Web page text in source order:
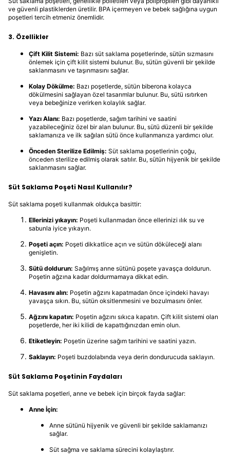
ve güvenli plastiklerden üretilir. BPA içermeyen ve bebek sağlığına uygun
poşetleri tercih etmeniz önemlidir.
3. Özellikler
Çift Kilit Sistemi: Bazı süt saklama poşetlerinde, sütün sızmasını
önlemek için çift kilit sistemi bulunur. Bu, sütün güvenli bir şekilde
saklanmasını ve taşınmasını sağlar.
Kolay Dökülme: Bazı poşetlerde, sütün biberona kolayca
dökülmesini sağlayan özel tasarımlar bulunur. Bu, sütü ısıtırken
veya bebeğinize verirken kolaylık sağlar.
Yazı Alanı: Bazı poşetlerde, sağım tarihini ve saatini
yazabileceğiniz özel bir alan bulunur. Bu, sütü düzenli bir şekilde
saklamanıza ve ilk sağılan sütü önce kullanmanıza yardımcı olur.
Önceden Sterilize Edilmiş: Süt saklama poşetlerinin çoğu,
önceden sterilize edilmiş olarak satılır. Bu, sütün hijyenik bir şekilde
saklanmasını sağlar.
Süt Saklama Poşeti Nasıl Kullanılır?
Süt saklama poşeti kullanmak oldukça basittir:
Ellerinizi yıkayın: Poşeti kullanmadan önce ellerinizi ılık su ve
sabunla iyice yıkayın.
Poşeti açın: Poşeti dikkatlice açın ve sütün döküleceği alanı
genişletin.
Sütü doldurun: Sağılmış anne sütünü poşete yavaşça doldurun.
Poşetin ağzına kadar doldurmamaya dikkat edin.
Havasını alın: Poşetin ağzını kapatmadan önce içindeki havayı
yavaşça sıkın. Bu, sütün oksitlenmesini ve bozulmasını önler.
Ağzını kapatın: Poşetin ağzını sıkıca kapatın. Çift kilit sistemi olan
poşetlerde, her iki kilidi de kapattığınızdan emin olun.
Etiketleyin: Poşetin üzerine sağım tarihini ve saatini yazın.
Saklayın: Poşeti buzdolabında veya derin dondurucuda saklayın.
Süt Saklama Poşetinin Faydaları
Süt saklama poşetleri, anne ve bebek için birçok fayda sağlar:
Anne İçin:
Anne sütünü hijyenik ve güvenli bir şekilde saklamanızı
sağlar.
Süt sağma ve saklama sürecini kolaylaştırır.